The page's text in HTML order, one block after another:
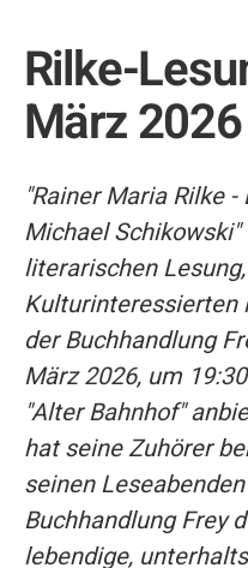
Rilke-
März 2026
"Rainer Maria Rilke
Michael
literarischen
der Buchhandlung
März 2026, um
"Alter Bahnhof"
hat seine Zuhörer
seinen
Buchhandlung Frey
lebendige,